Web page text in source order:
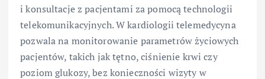
i konsultacje z pacjentami za pomocą technologii
telekomunikacyjnych. W kardiologii telemedycyna
pozwala na monitorowanie parametrów życiowych
pacjentów, takich jak tętno, ciśnienie krwi czy
poziom glukozy, bez konieczności wizyty w